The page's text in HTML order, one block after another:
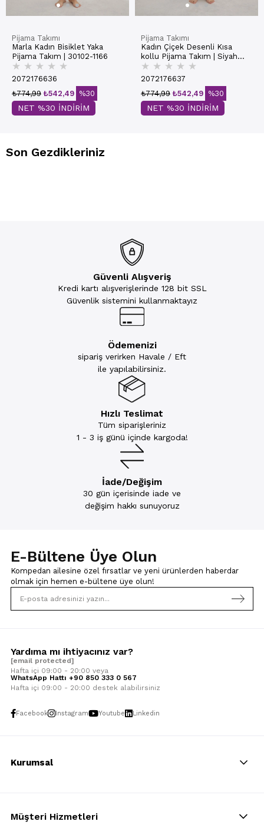
Pijama Takımı
Marla Kadın Bisiklet Yaka
Pijama Takım | 30102-1166
★ ★ ★ ★ ★
2072176636
₺542,49
₺774,99 %30
NET %30 İNDİRİM
Pijama Takımı
Kadın Çiçek Desenli Kısa
kollu Pijama Takım | Siyah
30102-1167
★ ★ ★ ★ ★
2072176637
₺542,49
₺774,99 %30
NET %30 İNDİRİM
Son Gezdikleriniz
Güvenli Alışveriş
Kredi kartı alışverişlerinde 128 bit SSL
Güvenlik sistemini kullanmaktayız
Ödemenizi
sipariş verirken Havale / Eft
ile yapılabilirsiniz.
Hızlı Teslimat
Tüm siparişleriniz
1 - 3 iş günü içinde kargoda!
İade/Değişim
30 gün içerisinde iade ve
değişim hakkı sunuyoruz
E-Bültene Üye Olun
Kompedan ailesine özel fırsatlar ve yeni ürünlerden haberdar
olmak için hemen e-bültene üye olun!
Yardıma mı ihtiyacınız var?
[email protected]
Hafta içi 09:00 - 20:00 veya
WhatsApp Hattı +90 850 333 0 567
Hafta içi 09:00 - 20:00 destek alabilirsiniz
Facebook Instagram Youtube Linkedin
Kurumsal
Müşteri Hizmetleri